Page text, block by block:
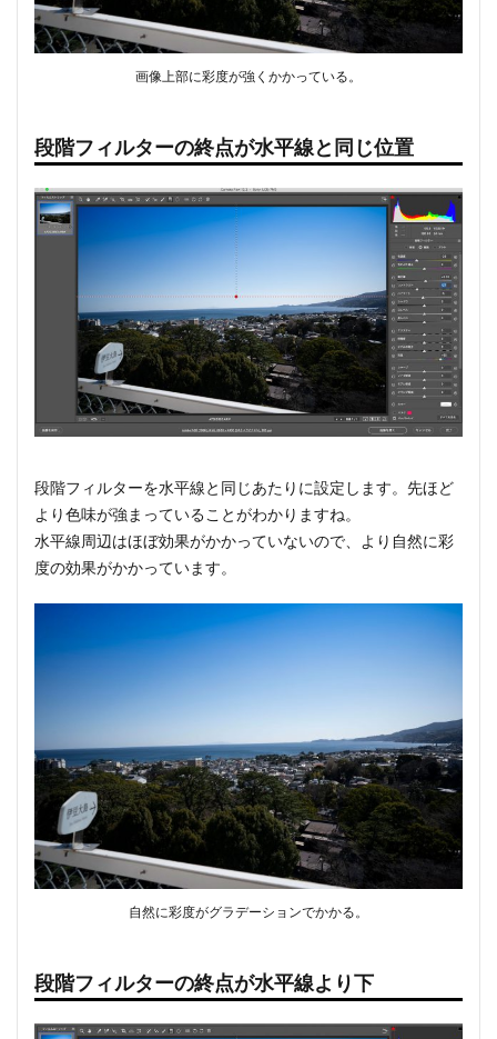
画像上部に彩度が強くかかっている。
段階フィルターの終点が水平線と同じ位置
段階フィルターを水平線と同じあたりに設定します。先ほど
より色味が強まっていることがわかりますね。
水平線周辺はほぼ効果がかかっていないので、より自然に彩
度の効果がかかっています。
自然に彩度がグラデーションでかかる。
段階フィルターの終点が水平線より下